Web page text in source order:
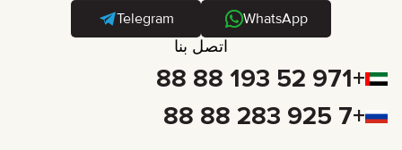
WhatsApp
Telegram
اتصل بنا
+971 52 193 88 88
+7 925 283 88 88